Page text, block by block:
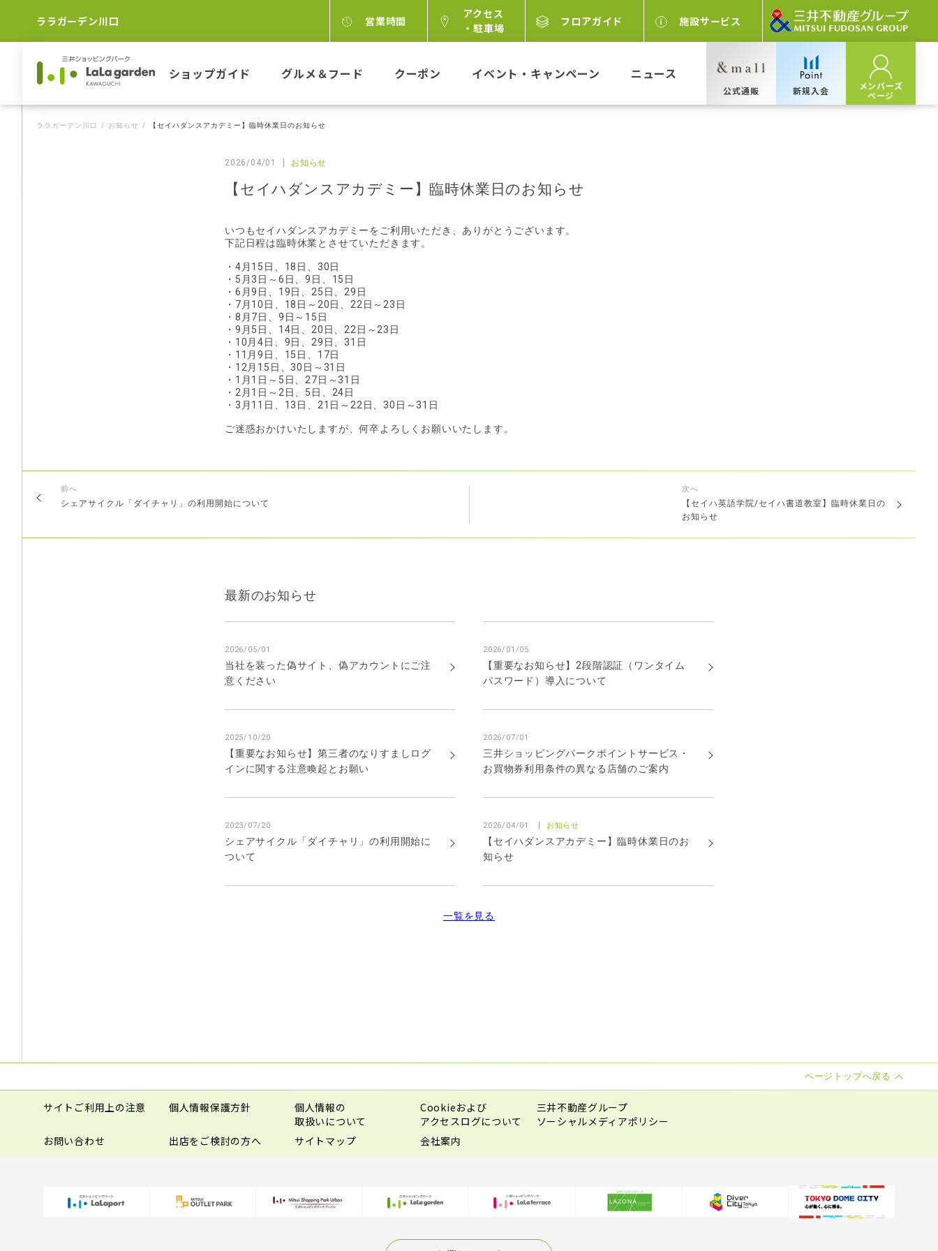
ララガーデン川口 営業時間
アクセス
・駐車場
フロアガイド 施設サービス
ショップガイド グルメ＆フード クーポン イベント・キャンペーン ニュース
公式通販 新規入会
メンバーズ
ページ
ララガーデン川口 お知らせ 【セイハダンスアカデミー】臨時休業日のお知らせ
2026/04/01 お知らせ
【セイハダンスアカデミー】臨時休業日のお知らせ
いつもセイハダンスアカデミーをご利用いただき、ありがとうございます。
下記日程は臨時休業とさせていただきます。
・4月15日、18日、30日
・5月3日～6日、9日、15日
・6月9日、19日、25日、29日
・7月10日、18日～20日、22日～23日
・8月7日、9日～15日
・9月5日、14日、20日、22日～23日
・10月4日、9日、29日、31日
・11月9日、15日、17日
・12月15日、30日～31日
・1月1日～5日、27日～31日
・2月1日～2日、5日、24日
・3月11日、13日、21日～22日、30日～31日
ご迷惑おかけいたしますが、何卒よろしくお願いいたします。
前へ
シェアサイクル「ダイチャリ」の利用開始について
次へ
【セイハ英語学院/セイハ書道教室】臨時休業日の
お知らせ
最新のお知らせ
2026/05/01
当社を装った偽サイト、偽アカウントにご注
意ください
2026/01/05
【重要なお知らせ】2段階認証（ワンタイム
パスワード）導入について
2025/10/20
【重要なお知らせ】第三者のなりすましログ
インに関する注意喚起とお願い
2026/07/01
三井ショッピングパークポイントサービス・
お買物券利用条件の異なる店舗のご案内
2023/07/20
シェアサイクル「ダイチャリ」の利用開始に
ついて
2026/04/01 お知らせ
【セイハダンスアカデミー】臨時休業日のお
知らせ
一覧を見る
ページトップへ戻る
サイトご利用上の注意 個人情報保護方針
個人情報の
取扱いについて
Cookieおよび
アクセスログについて
三井不動産グループ
ソーシャルメディアポリシー
お問い合わせ
出店をご検討の方へ サイトマップ 会社案内